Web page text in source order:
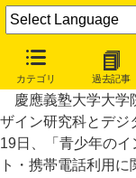
カテゴリ 過去記事
慶應義塾高校1年のネ
慶應義塾大学大学
ザイン研究科とデジ
19日、「青少年のイ
ト・携帯電話利用に